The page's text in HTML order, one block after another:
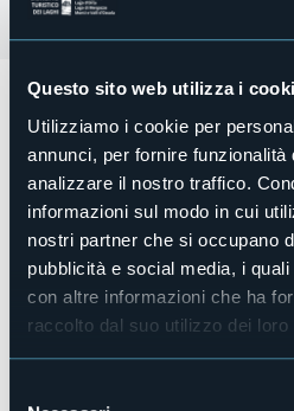
Questo sito web utilizza i
Utilizziamo i cookie per
annunci, per fornire
analizzare il nostro traffico.
informazioni sul modo in cui
nostri partner che si occupano
pubblicità e social media, i
con altre informazioni che ha
raccolto dal suo utilizzo dei loro
Da lunedì 9 a domenica 15
10.00-13.00 e dalle ore 17.30-
personale di Maconi Simona,
L’esposizione porterà il
opere la natura che vive ancora
Scrutando il visibile per scorgere
stupore. Tematiche: Immagini
geometrie, atmosfere, orizzonti.
incontrare in loco la pittrice che
potrà illustrare personalmente
Ingresso libero e gratuito.
Organizzatore
Simona Maconi, con il